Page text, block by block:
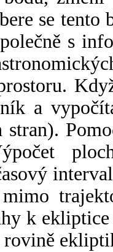
se tento
s
a
stran).
k
rovině